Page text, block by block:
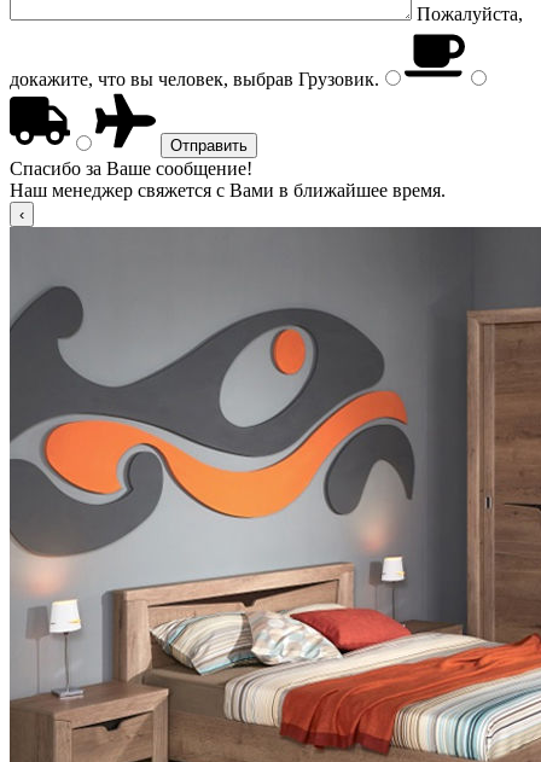
Пожалуйста,
докажите, что вы человек, выбрав Грузовик.
Спасибо за Ваше сообщение!
Наш менеджер свяжется с Вами в ближайшее время.